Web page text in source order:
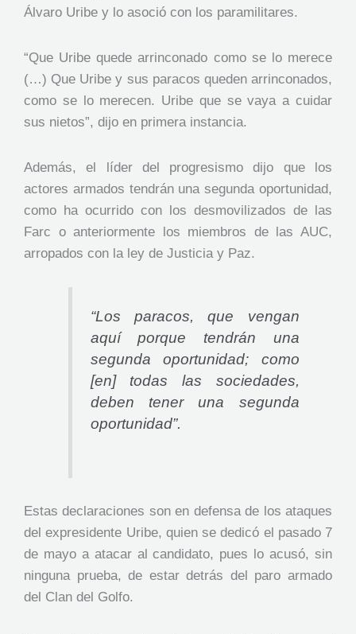
Álvaro Uribe y lo asoció con los paramilitares.
“Que Uribe quede arrinconado como se lo merece
(…) Que Uribe y sus paracos queden arrinconados,
como se lo merecen. Uribe que se vaya a cuidar
sus nietos”, dijo en primera instancia.
Además, el líder del progresismo dijo que los
actores armados tendrán una segunda oportunidad,
como ha ocurrido con los desmovilizados de las
Farc o anteriormente los miembros de las AUC,
arropados con la ley de Justicia y Paz.
“Los paracos, que vengan
aquí porque tendrán una
segunda oportunidad; como
[en] todas las sociedades,
deben tener una segunda
oportunidad”.
Estas declaraciones son en defensa de los ataques
del expresidente Uribe, quien se dedicó el pasado 7
de mayo a atacar al candidato, pues lo acusó, sin
ninguna prueba, de estar detrás del paro armado
del Clan del Golfo.